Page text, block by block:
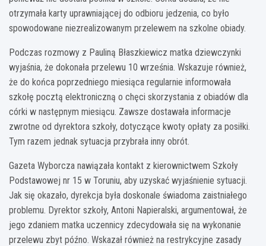
otrzymała karty uprawniającej do odbioru jedzenia, co było
spowodowane niezrealizowanym przelewem na szkolne obiady.
Podczas rozmowy z Pauliną Błaszkiewicz matka dziewczynki
wyjaśnia, że dokonała przelewu 10 września. Wskazuje również,
że do końca poprzedniego miesiąca regularnie informowała
szkołę pocztą elektroniczną o chęci skorzystania z obiadów dla
córki w następnym miesiącu. Zawsze dostawała informacje
zwrotne od dyrektora szkoły, dotyczące kwoty opłaty za posiłki.
Tym razem jednak sytuacja przybrała inny obrót.
Gazeta Wyborcza nawiązała kontakt z kierownictwem Szkoły
Podstawowej nr 15 w Toruniu, aby uzyskać wyjaśnienie sytuacji.
Jak się okazało, dyrekcja była doskonale świadoma zaistniałego
problemu. Dyrektor szkoły, Antoni Napieralski, argumentował, że
jego zdaniem matka uczennicy zdecydowała się na wykonanie
przelewu zbyt późno. Wskazał również na restrykcyjne zasady